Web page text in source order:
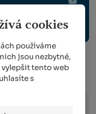
cookies
používáme
jsou nezbytné,
tento web
s